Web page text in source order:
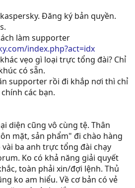
Đăng ký bản quyền.
làm supporter
index.php?act=idx
vẹo gì loại trực tổng đài? Chỉ
có sẵn.
supporter rồi đi khắp nơi thì chỉ
các bạn.
diện cũng vô cùng tệ. Thân
mặt, sản phẩm" đi chào hàng
ba anh trực tổng đài chạy
Ko có khả năng giải quyết
toàn phải xin/đợi lệnh. Thủ
ko am hiểu. Về cơ bản có vẻ